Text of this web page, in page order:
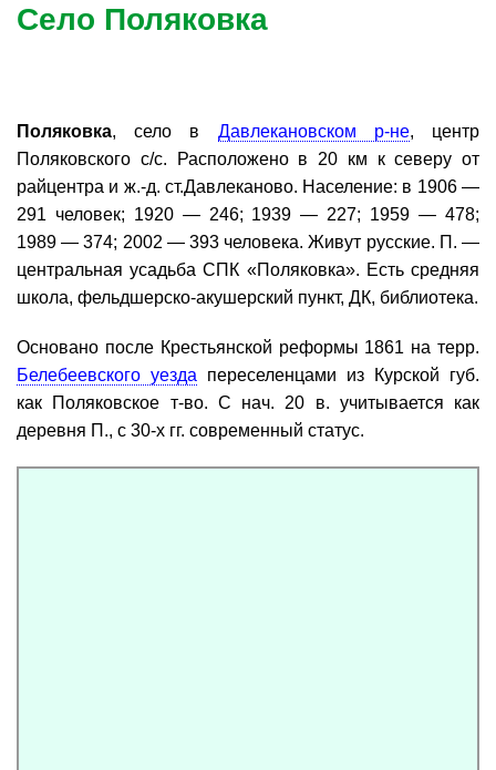
Село Поляковка
Поляковка, село в Давлекановском р-не, центр
Поляковского с/с. Расположено в 20 км к северу от
райцентра и ж.-д. ст.Давлеканово. Население: в 1906 —
291 человек; 1920 — 246; 1939 — 227; 1959 — 478;
1989 — 374; 2002 — 393 человека. Живут русские. П. —
центральная усадьба СПК «Поляковка». Есть средняя
школа, фельдшерско-акушерский пункт, ДК, библиотека.
Основано после Крестьянской реформы 1861 на терр.
Белебеевского уезда переселенцами из Курской губ.
как Поляковское т-во. С нач. 20 в. учитывается как
деревня П., с 30-х гг. современный статус.